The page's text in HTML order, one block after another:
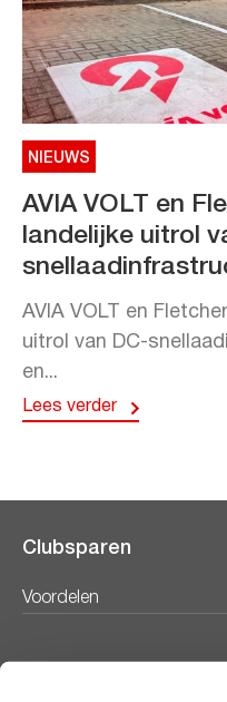
NIEUWS
AVIA VOLT en
landelijke uitrol
AVIA VOLT en
uitrol van DC-
en...
Lees verder
Clubsparen
Voordelen